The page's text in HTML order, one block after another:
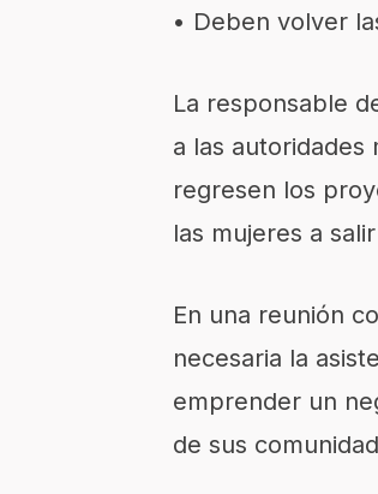
• Deben volver
La responsable
a las autoridades
regresen los
las mujeres a
En una reunión
necesaria la
emprender un
de sus